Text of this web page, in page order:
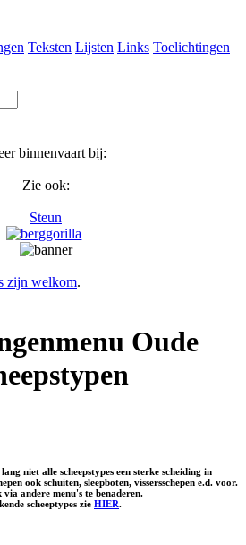
Teksten Lijsten Links Toelichtingen
binnenvaart bij:
Zie ook:
Steun
zijn welkom.
Oude
niet alle scheepstypes een sterke scheiding in
ook schuiten, sleepboten, vissersschepen e.d. voor.
andere menu's te benaderen.
scheeptypes zie HIER.